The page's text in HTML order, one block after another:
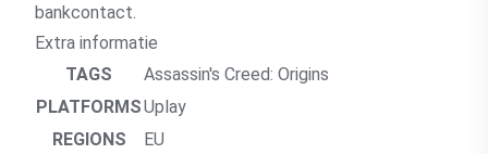
bankcontact.
Extra informatie
TAGS
Assassin's Creed: Origins
PLATFORMSUplay
REGIONS
EU